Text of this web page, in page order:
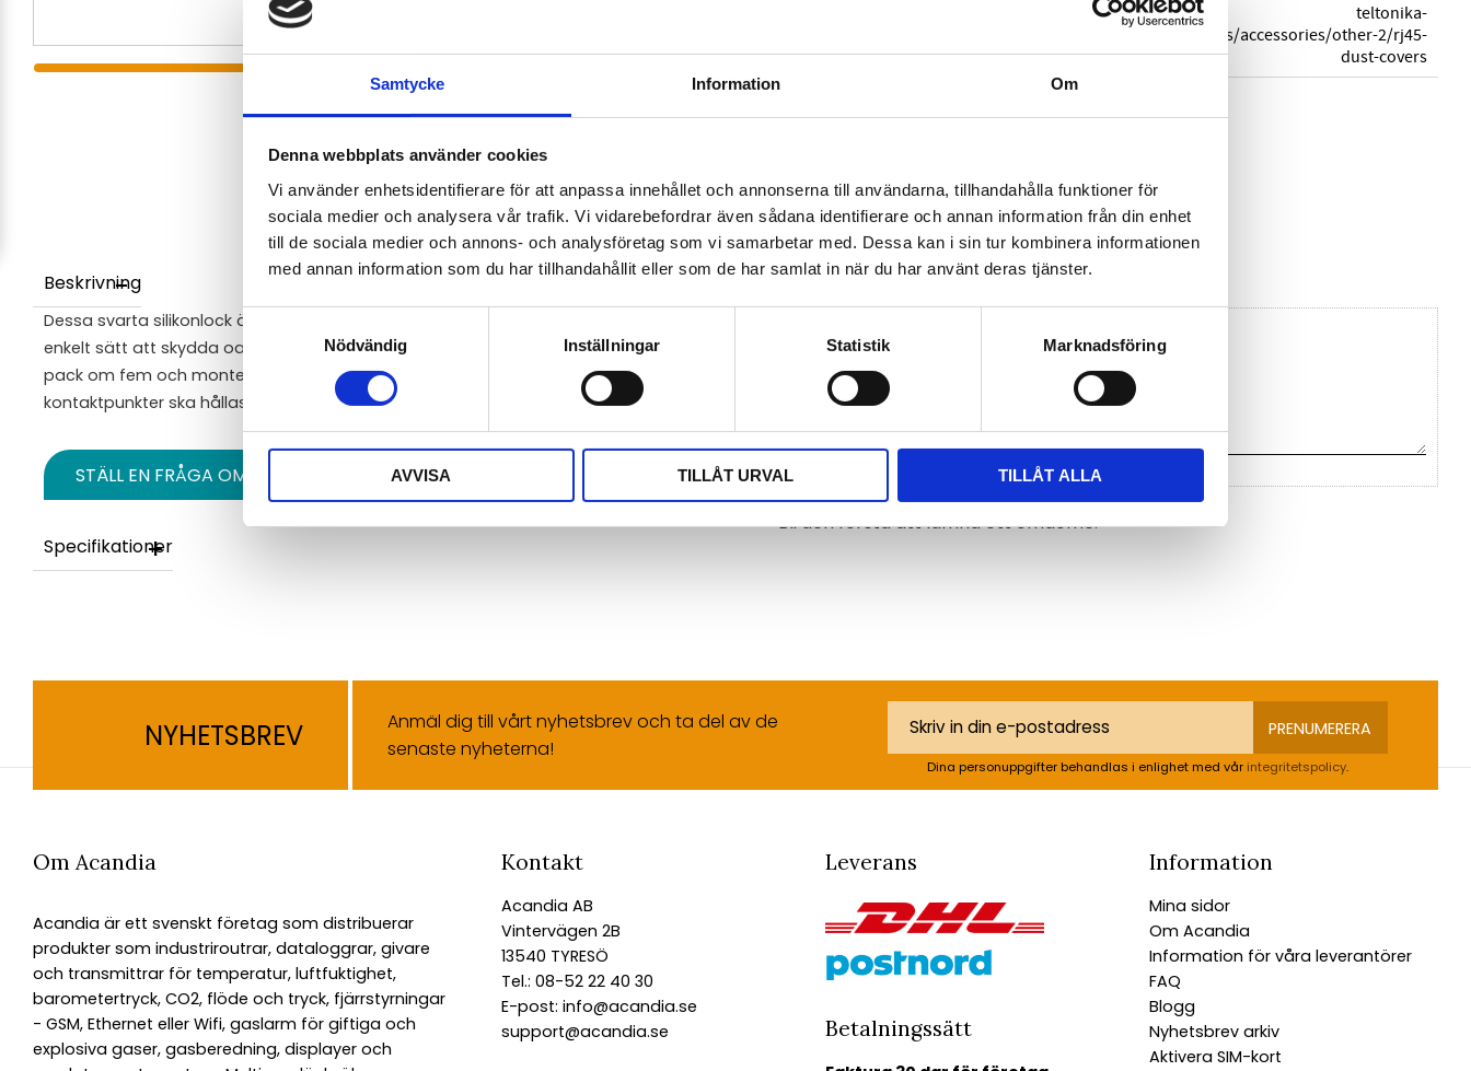
Samtycke Information Om
Denna webbplats använder cookies
Vi använder enhetsidentifierare för att anpassa innehållet och annonserna till användarna, tillhandahålla funktioner för
sociala medier och analysera vår trafik. Vi vidarebefordrar även sådana identifierare och annan information från din enhet
till de sociala medier och annons- och analysföretag som vi samarbetar med. Dessa kan i sin tur kombinera informationen
med annan information som du har tillhandahållit eller som de har samlat in när du har använt deras tjänster.
Samtyckesval
Nödvändig
Inställningar Statistik Marknadsföring
AVVISA TILLÅT URVAL TILLÅT ALLA
teltonika-
networks.com/products/accessories/other-2/rj45-
dust-covers
Dokument
Visa alla produkter från Teltonika
Beskrivning
Dessa svarta silikonlock är specialdesignade för Teltonika-enheter och erbjuder ett
enkelt sätt att skydda oanvända RJ45-portar mot damm, smuts och fukt. Levereras i
pack om fem och monteras snabbt — perfekt för industriella miljöer där
kontaktpunkter ska hållas rena och funktionsdugliga utan avancerad montering.
STÄLL EN FRÅGA OM PRODUKTEN
Specifikationer
Bli den första att lämna ett omdöme.
NYHETSBREV
Anmäl dig till vårt nyhetsbrev och ta del av de
senaste nyheterna!
PRENUMERERA
Dina personuppgifter behandlas i enlighet med vår integritetspolicy.
Om Acandia
Acandia är ett svenskt företag som distribuerar
produkter som industriroutrar, dataloggrar, givare
och transmittrar för temperatur, luftfuktighet,
barometertryck, CO2, flöde och tryck, fjärrstyrningar
- GSM, Ethernet eller Wifi, gaslarm för giftiga och
explosiva gaser, gasberedning, displayer och
Kontakt
Acandia AB
Vintervägen 2B
13540 TYRESÖ
Tel.: 08-52 22 40 30
E-post: info@acandia.se
support@acandia.se
Leverans
Betalningssätt
Information
Mina sidor
Om Acandia
Information för våra leverantörer
FAQ
Blogg
Nyhetsbrev arkiv
Aktivera SIM-kort